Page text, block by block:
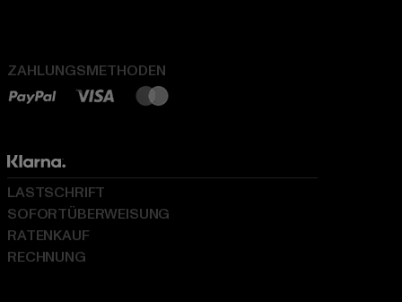
ZAHLUNGSMETHODEN
LASTSCHRIFT
SOFORTÜBERWEISUNG
RATENKAUF
RECHNUNG